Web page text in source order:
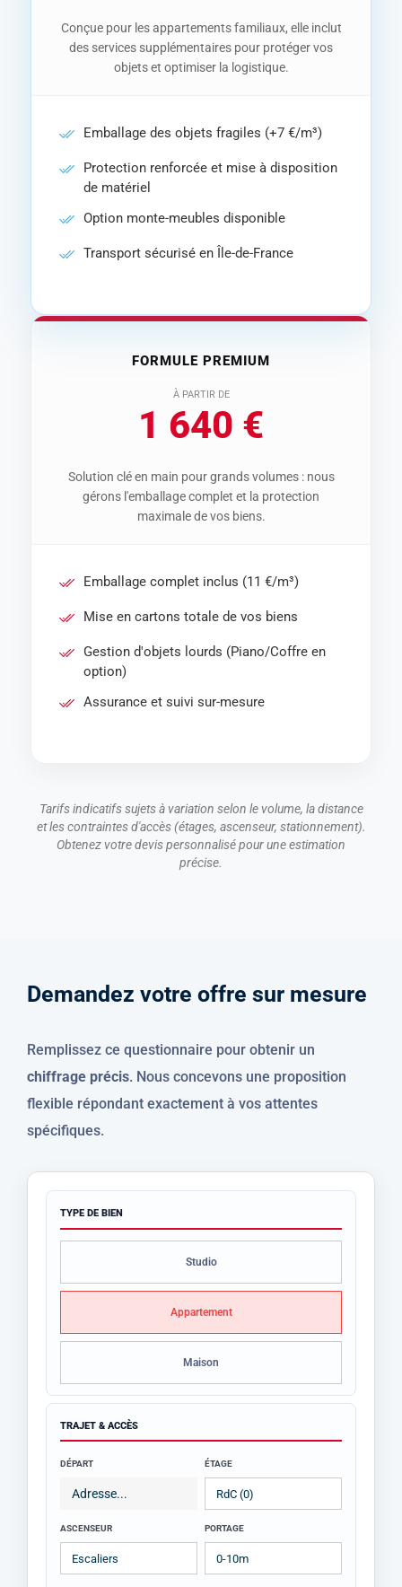
Conçue pour les appartements familiaux, elle inclut
des services supplémentaires pour protéger vos
objets et optimiser la logistique.
Emballage des objets fragiles (+7 €/m³)
Protection renforcée et mise à disposition
de matériel
Option monte-meubles disponible
Transport sécurisé en Île-de-France
FORMULE PREMIUM
À PARTIR DE
1 640 €
Solution clé en main pour grands volumes : nous
gérons l'emballage complet et la protection
maximale de vos biens.
Emballage complet inclus (11 €/m³)
Mise en cartons totale de vos biens
Gestion d'objets lourds (Piano/Coffre en
option)
Assurance et suivi sur-mesure
Tarifs indicatifs sujets à variation selon le volume, la distance
et les contraintes d'accès (étages, ascenseur, stationnement).
Obtenez votre devis personnalisé pour une estimation
précise.
Demandez votre offre sur mesure
Remplissez ce questionnaire pour obtenir un
chiffrage précis. Nous concevons une proposition
flexible répondant exactement à vos attentes
spécifiques.
TYPE DE BIEN
Studio
Appartement
Maison
TRAJET & ACCÈS
DÉPART ÉTAGE
ASCENSEUR PORTAGE